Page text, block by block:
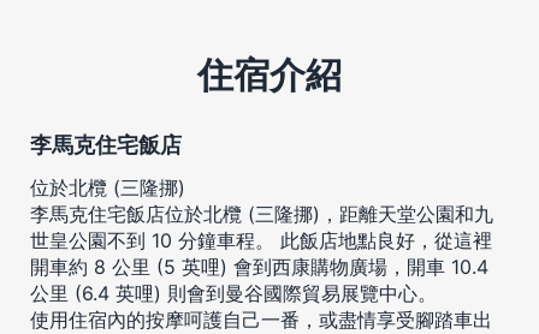
住宿介紹
李馬克住宅飯店
位於北欖 (三隆挪)
李馬克住宅飯店位於北欖 (三隆挪)，距離天堂公園和九
世皇公園不到 10 分鐘車程。 此飯店地點良好，從這裡
開車約 8 公里 (5 英哩) 會到西康購物廣場，開車 10.4
公里 (6.4 英哩) 則會到曼谷國際貿易展覽中心。
使用住宿內的按摩呵護自己一番，或盡情享受腳踏車出